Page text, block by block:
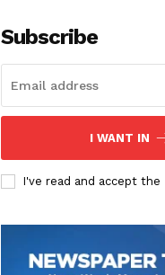
Subscribe
I WANT IN
I've read and accept the